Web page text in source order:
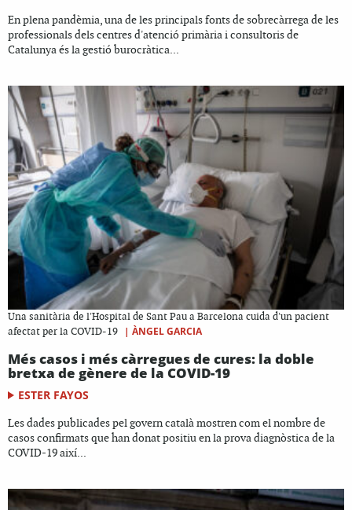
En plena pandèmia, una de les principals fonts de sobrecàrrega de les
professionals dels centres d'atenció primària i consultoris de
Catalunya és la gestió burocràtica...
Una sanitària de l'Hospital de Sant Pau a Barcelona cuida d'un pacient
afectat per la COVID-19
| ÀNGEL GARCIA
Més casos i més càrregues de cures: la doble
bretxa de gènere de la COVID-19
ESTER FAYOS
Les dades publicades pel govern català mostren com el nombre de
casos confirmats que han donat positiu en la prova diagnòstica de la
COVID-19 així...